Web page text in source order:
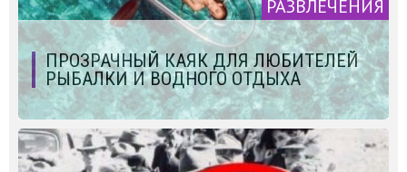
РАЗВЛЕЧЕНИЯ
ПРОЗРАЧНЫЙ КАЯК ДЛЯ ЛЮБИТЕЛЕЙ
РЫБАЛКИ И ВОДНОГО ОТДЫХА